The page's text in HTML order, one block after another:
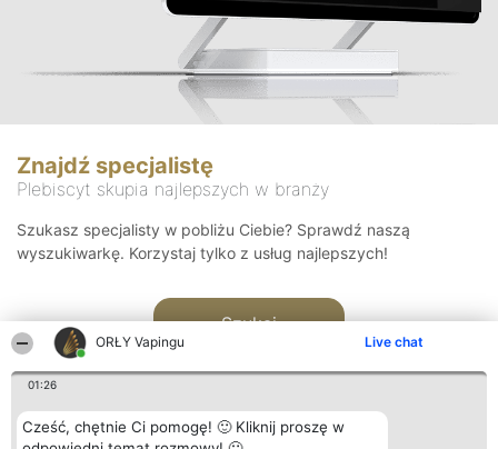
ORŁY Vapingu Live chat
01:26
Cześć, chętnie Ci pomogę! 🙂 Kliknij proszę w
Znajdź specjalistę
Plebiscyt skupia najlepszych w branży
Szukasz specjalisty w pobliżu Ciebie? Sprawdź naszą
wyszukiwarkę. Korzystaj tylko z usług najlepszych!
Szukaj